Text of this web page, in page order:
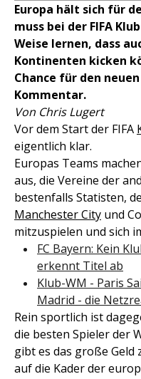
Europa hält sich für
muss bei der FIFA
Weise lernen, dass
Kontinenten kicken
Chance für den
Kommentar.
Von Chris Lugert
Vor dem Start der FIFA
eigentlich klar.
Europas Teams
aus, die Vereine der
bestenfalls Statisten,
Manchester City und
mitzuspielen und sich
FC Bayern: Kein
erkennt Titel ab
Klub-WM - Paris
Madrid - die
Rein sportlich ist
die besten Spieler der
gibt es das große Geld
auf die Kader der